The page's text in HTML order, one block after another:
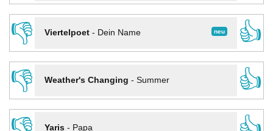
👎
neu
Viertelpoet- Dein Name
👍
👎
Weather's Changing - Summer
👍
Yaris- Papa